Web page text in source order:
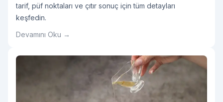
tarif, püf noktaları ve çıtır sonuç için tüm detayları
keşfedin.
Devamını Oku →